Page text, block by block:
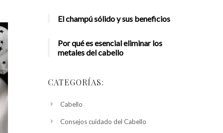
El champú sólido y sus beneficios
Por qué es esencial eliminar los
metales del cabello
CATEGORÍAS:
Cabello
Consejos cuidado del Cabello